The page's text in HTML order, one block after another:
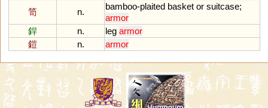
笥
n.
bamboo-plaited basket or suitcase;
armor
銲
n. leg armor
鎧
n. armor